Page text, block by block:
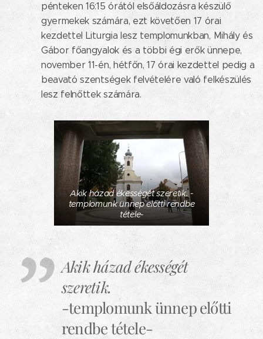
pénteken 16:15 órától elsőáldozásra készülő
gyermekek számára, ezt követően 17 órai
kezdettel Liturgia lesz templomunkban, Mihály és
Gábor főangyalok és a többi égi erők ünnepe,
november 11-én, hétfőn, 17 órai kezdettel pedig a
beavató szentségek felvételére való felkészülés
lesz felnőttek számára.
Akik házad ékességét szeretik. -
templomunk ünnep előtti rendbe
tétele-
Akik házad ékességét
szeretik.
-templomunk ünnep előtti
rendbe tétele-